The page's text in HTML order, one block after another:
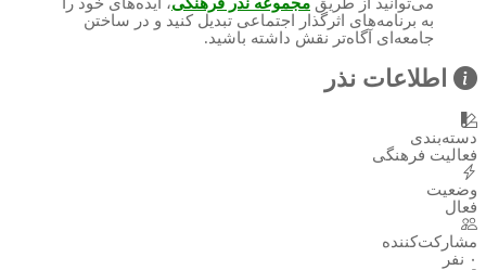
به برنامه‌های اثرگذار اجتماعی تبدیل کنید و در ساختن
جامعه‌ای آگاه‌تر نقش داشته باشید.
اطلاعات نذر
دسته‌بندی
فعالیت فرهنگی
وضعیت
فعال
مشارکت‌کننده
۰ نفر